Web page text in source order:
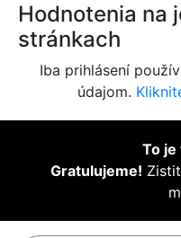
Hodnotenia na
stránkach
Iba prihlásení
údajom.
To je
Gratulujeme!